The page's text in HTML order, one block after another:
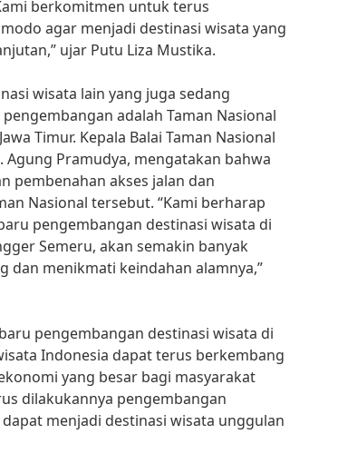
berkomitmen untuk terus
agar menjadi destinasi wisata yang
ujar Putu Liza Mustika.
wisata lain yang juga sedang
adalah Taman Nasional
Timur. Kepala Balai Taman Nasional
Agung Pramudya, mengatakan bahwa
pembenahan akses jalan dan
Nasional tersebut. “Kami berharap
pengembangan destinasi wisata di
Semeru, akan semakin banyak
dan menikmati keindahan alamnya,”
pengembangan destinasi wisata di
Indonesia dapat terus berkembang
yang besar bagi masyarakat
dilakukannya pengembangan
menjadi destinasi wisata unggulan